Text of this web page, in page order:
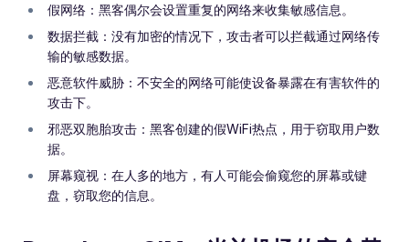
假网络：黑客偶尔会设置重复的网络来收集敏感信息。
数据拦截：没有加密的情况下，攻击者可以拦截通过网络传
输的敏感数据。
恶意软件威胁：不安全的网络可能使设备暴露在有害软件的
攻击下。
邪恶双胞胎攻击：黑客创建的假WiFi热点，用于窃取用户数
据。
屏幕窥视：在人多的地方，有人可能会偷窥您的屏幕或键
盘，窃取您的信息。